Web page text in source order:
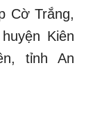
Cờ Trắng,
Kiên
tỉnh An